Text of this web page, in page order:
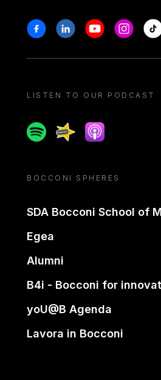
Stay in touch
FacebookLinkedinYoutube
LISTEN TO OUR PODCAST
SpotifySpreakerApple podcast
BOCCONI SPHERES
SDA Bocconi School of
Egea
Alumni
B4i - Bocconi for
yoU@B Agenda
Lavora in Bocconi